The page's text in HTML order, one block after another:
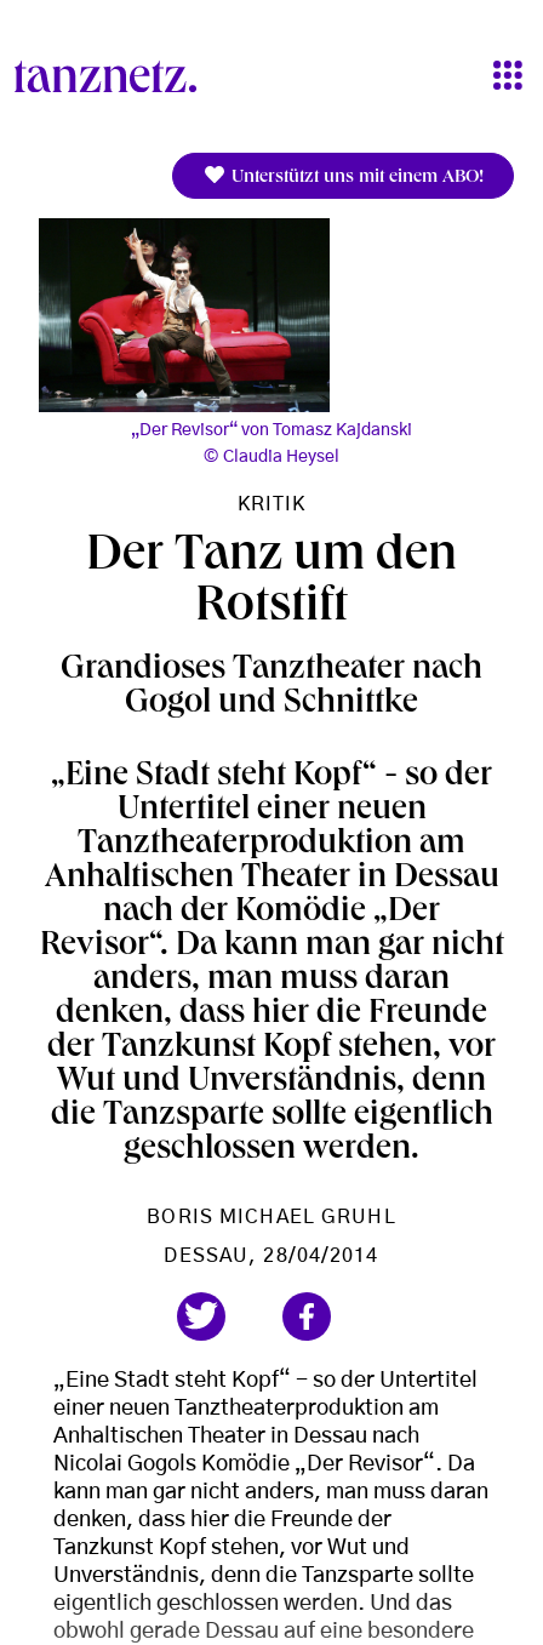
Unterstützt uns mit einem ABO!
„Der Revisor“ von Tomasz Kajdanski
Claudia Heysel
KRITIK
Der Tanz um den
Rotstift
Grandioses Tanztheater nach
Gogol und Schnittke
„Eine Stadt steht Kopf“ - so der
Untertitel einer neuen
Tanztheaterproduktion am
Anhaltischen Theater in Dessau
nach der Komödie „Der
Revisor“. Da kann man gar nicht
anders, man muss daran
denken, dass hier die Freunde
der Tanzkunst Kopf stehen, vor
Wut und Unverständnis, denn
die Tanzsparte sollte eigentlich
geschlossen werden.
BORIS MICHAEL GRUHL
DESSAU , 28/04/2014
„Eine Stadt steht Kopf“ - so der Untertitel
einer neuen Tanztheaterproduktion am
Anhaltischen Theater in Dessau nach
Nicolai Gogols Komödie „Der Revisor“. Da
kann man gar nicht anders, man muss daran
denken, dass hier die Freunde der
Tanzkunst Kopf stehen, vor Wut und
Unverständnis, denn die Tanzsparte sollte
eigentlich geschlossen werden. Und das
obwohl gerade Dessau auf eine besondere